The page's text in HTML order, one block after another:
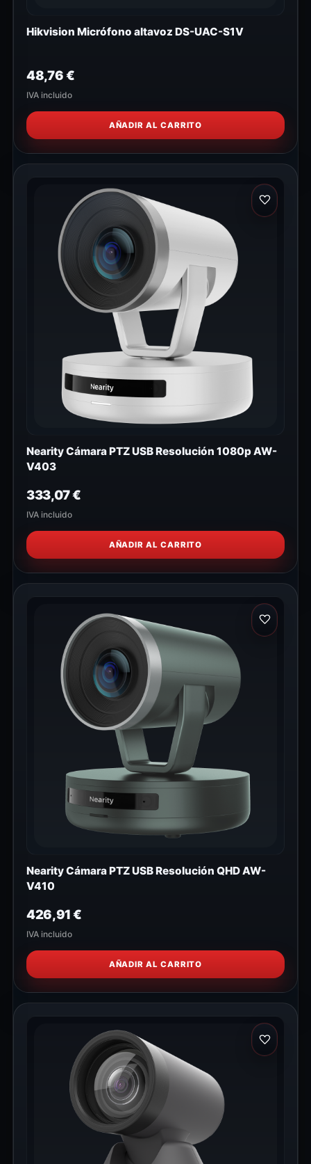
Hikvision Micrófono altavoz DS-UAC-S1V
48,76€
IVA incluido
AÑADIR AL CARRITO
Nearity Cámara PTZ USB Resolución 1080p AW-
V403
333,07€
IVA incluido
AÑADIR AL CARRITO
Nearity Cámara PTZ USB Resolución QHD AW-
V410
426,91€
IVA incluido
AÑADIR AL CARRITO